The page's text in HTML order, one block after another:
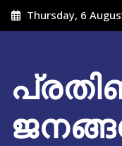
Skip
to
Thursday, 6